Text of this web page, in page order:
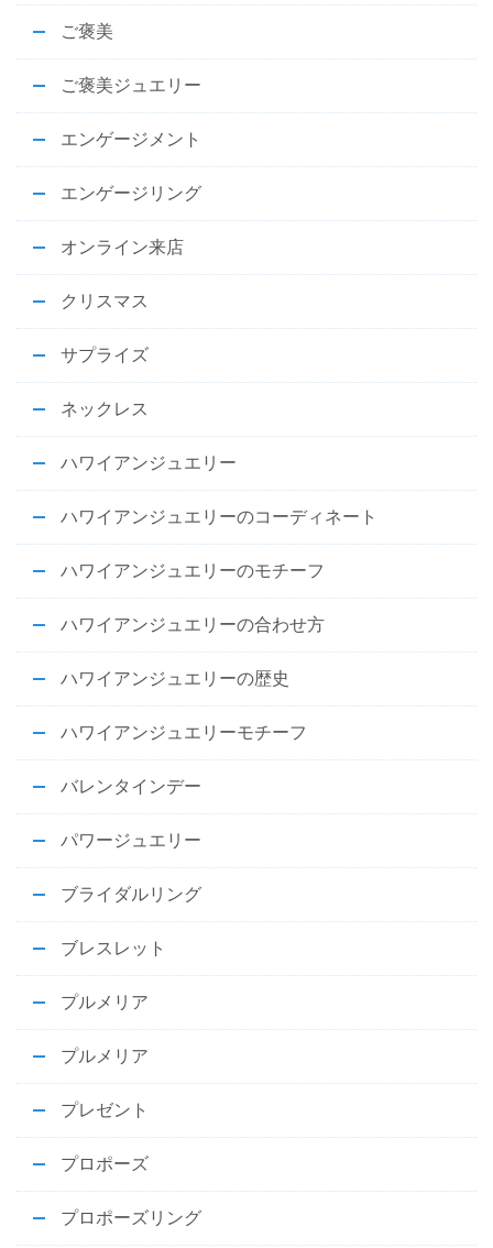
ご褒美
ご褒美ジュエリー
エンゲージメント
エンゲージリング
オンライン来店
クリスマス
サプライズ
ネックレス
ハワイアンジュエリー
ハワイアンジュエリーのコーディネート
ハワイアンジュエリーのモチーフ
ハワイアンジュエリーの合わせ方
ハワイアンジュエリーの歴史
ハワイアンジュエリーモチーフ
バレンタインデー
パワージュエリー
ブライダルリング
ブレスレット
プルメリア
プルメリア
プレゼント
プロポーズ
プロポーズリング